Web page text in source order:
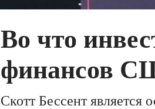
Во что
финансов
Скотт Бессент